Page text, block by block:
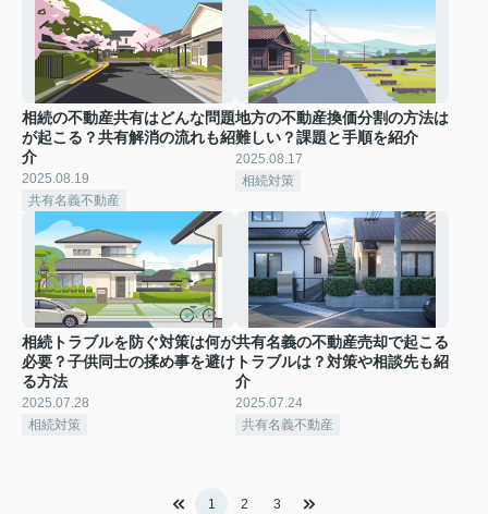
相続の不動産共有はどんな問題
が起こる？共有解消の流れも紹
介
2025.08.19
共有名義不動産
地方の不動産換価分割の方法は
難しい？課題と手順を紹介
2025.08.17
相続対策
相続トラブルを防ぐ対策は何が
必要？子供同士の揉め事を避け
る方法
2025.07.28
相続対策
共有名義の不動産売却で起こる
トラブルは？対策や相談先も紹
介
2025.07.24
共有名義不動産
1 2 3